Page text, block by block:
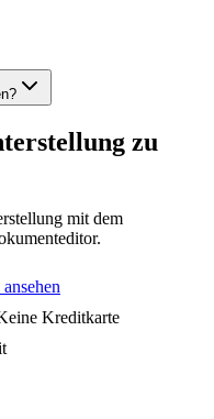
zu
mit dem
Kreditkarte